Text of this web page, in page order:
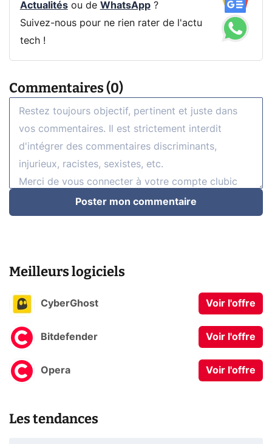
Actualitésou de WhatsApp?
Suivez-nous pour ne rien rater de l'actu
tech !
Commentaires (0)
Poster mon commentaire
Meilleurs logiciels
CyberGhost Voir l'offre
Bitdefender Voir l'offre
Opera Voir l'offre
Les tendances